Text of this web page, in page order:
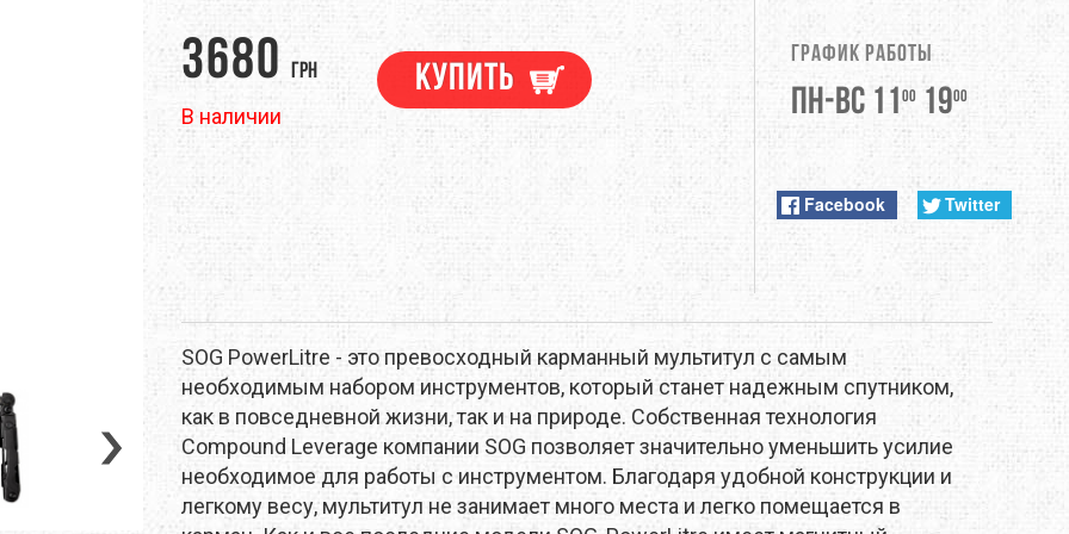
НАВИГАЦИЯ ПОХОДНАЯ ЕДА ТРЕККИНГОВЫЕ ПАЛКИ ФУРНИТУРА
DEEJO DEUTER DUNLOP
EVALINE EXOFFICIO EXTREMITIES
FIREBIRD FIRST ASCENT FITWELL
GSI OUTDOORS GEAR AID GERBER
ICEBREAKER JAMES COOK JETBOIL
KEEN KELTY KONG
LANEX LEATHERMAN LEKI
LIGHT MY FIRE LORPEN LOWA
График работы
Пн-Вс 11 00 1900
Facebook Twitter
3680 грн
В наличии
Купить
SOG PowerLitre - это превосходный карманный мультитул с самым
необходимым набором инструментов, который станет надежным спутником,
как в повседневной жизни, так и на природе. Собственная технология
Compound Leverage компании SOG позволяет значительно уменьшить усилие
необходимое для работы с инструментом. Благодаря удобной конструкции и
легкому весу, мультитул не занимает много места и легко помещается в